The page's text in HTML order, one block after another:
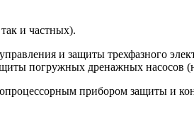
и частных).
и защиты трехфазного
погружных дренажных
прибором защиты и